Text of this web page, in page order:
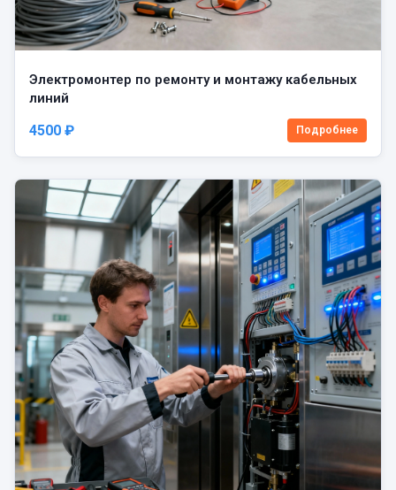
Электромонтер по ремонту и монтажу кабельных
линий
4500 ₽ Подробнее